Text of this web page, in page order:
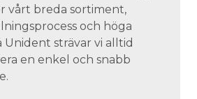
vårt breda sortiment,
och höga
Unident strävar vi alltid
en enkel och snabb